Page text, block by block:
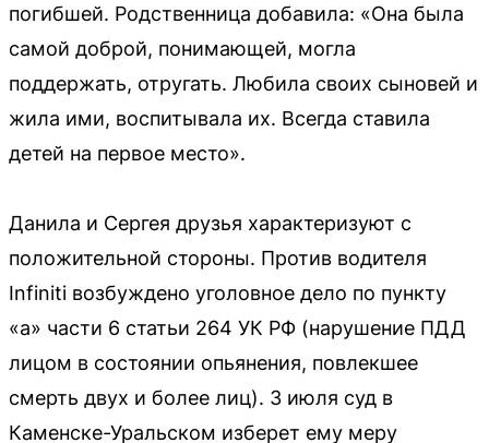
погибшей. Родственница добавила: «Она была
самой доброй, понимающей, могла
поддержать, отругать. Любила своих сыновей и
жила ими, воспитывала их. Всегда ставила
детей на первое место».
Данила и Сергея друзья характеризуют с
положительной стороны. Против водителя
Infiniti возбуждено уголовное дело по пункту
«а» части 6 статьи 264 УК РФ (нарушение ПДД
лицом в состоянии опьянения, повлекшее
смерть двух и более лиц). 3 июля суд в
Каменске-Уральском изберет ему меру